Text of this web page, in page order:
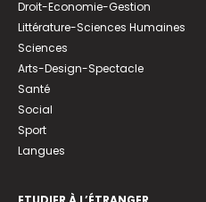
Droit-Economie-Gestion
Littérature-Sciences Humaines
Sciences
Arts-Design-Spectacle
Santé
Social
Sport
Langues